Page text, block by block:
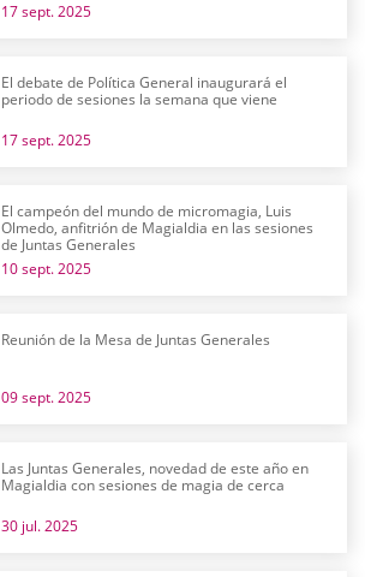
17 sept. 2025
El debate de Política General inaugurará el
periodo de sesiones la semana que viene
17 sept. 2025
El campeón del mundo de micromagia, Luis
Olmedo, anfitrión de Magialdia en las sesiones
de Juntas Generales
10 sept. 2025
Reunión de la Mesa de Juntas Generales
09 sept. 2025
Las Juntas Generales, novedad de este año en
Magialdia con sesiones de magia de cerca
30 jul. 2025